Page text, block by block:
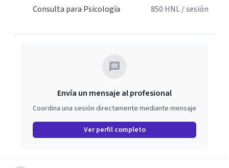
Consulta para Psicología
850 HNL/ sesión
Envía un mensaje al profesional
Coordina una sesión directamente mediante mensaje
Ver perfil completo